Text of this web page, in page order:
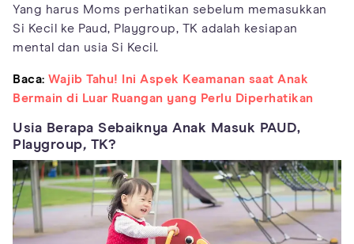
Yang harus Moms perhatikan sebelum memasukkan
Si Kecil ke Paud, Playgroup, TK adalah kesiapan
mental dan usia Si Kecil.
Baca: Wajib Tahu! Ini Aspek Keamanan saat Anak
Bermain di Luar Ruangan yang Perlu Diperhatikan
Usia Berapa Sebaiknya Anak Masuk PAUD,
Playgroup, TK?